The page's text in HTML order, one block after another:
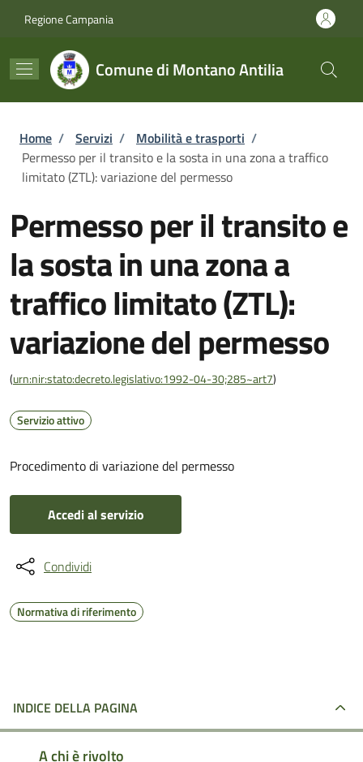
Regione Campania
Comune di Montano Antilia
Briciole di pane
Home / Servizi / Mobilità e trasporti /
Permesso per il transito e la sosta in una zona a traffico
limitato (ZTL): variazione del permesso
Permesso per il transito e
la sosta in una zona a
traffico limitato (ZTL):
variazione del permesso
(urn:nir:stato:decreto.legislativo:1992-04-30;285~art7)
Servizio attivo
Procedimento di variazione del permesso
Accedi al servizio
Condividi
Normativa di riferimento
INDICE DELLA PAGINA
A chi è rivolto